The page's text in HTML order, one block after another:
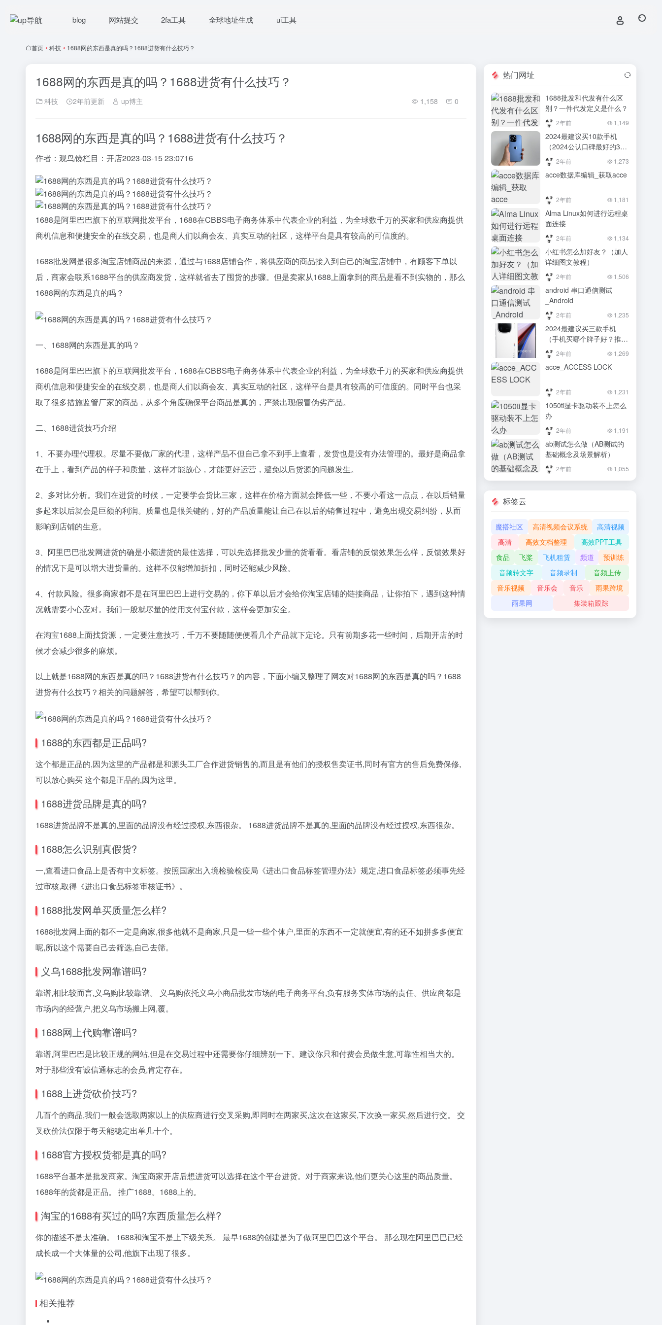
blog 网站提交 2fa工具 全球地址生成 ui工具
首页 • 科技 • 1688网的东西是真的吗？1688进货有什么技巧？
1688网的东西是真的吗？1688进货有什么技巧？
科技 2年前更新 up博主 1,158 0
1688网的东西是真的吗？1688进货有什么技巧？
作者： 观鸟镜栏目： 开店2023-03-15 23:0716
1688是阿里巴巴旗下的互联网批发平台，1688在CBBS电子商务体系中代表企业的利益，为全球数千万的买家和供应商提供
商机信息和便捷安全的在线交易，也是商人们以商会友、真实互动的社区，这样平台是具有较高的可信度的。
1688批发网是很多淘宝店铺商品的来源，通过与1688店铺合作，将供应商的商品接入到自己的淘宝店铺中，有顾客下单以
后，商家会联系1688平台的供应商发货，这样就省去了囤货的步骤。但是卖家从1688上面拿到的商品是看不到实物的，那么
1688网的东西是真的吗？
一、1688网的东西是真的吗？
1688是阿里巴巴旗下的互联网批发平台，1688在CBBS电子商务体系中代表企业的利益，为全球数千万的买家和供应商提供
商机信息和便捷安全的在线交易，也是商人们以商会友、真实互动的社区，这样平台是具有较高的可信度的。同时平台也采
取了很多措施监管厂家的商品，从多个角度确保平台商品是真的，严禁出现假冒伪劣产品。
二、1688进货技巧介绍
1、不要办理代理权。尽量不要做厂家的代理，这样产品不但自己拿不到手上查看，发货也是没有办法管理的。最好是商品拿
在手上，看到产品的样子和质量，这样才能放心，才能更好运营，避免以后货源的问题发生。
2、多对比分析。我们在进货的时候，一定要学会货比三家，这样在价格方面就会降低一些，不要小看这一点点，在以后销量
多起来以后就会是巨额的利润。质量也是很关键的，好的产品质量能让自己在以后的销售过程中，避免出现交易纠纷，从而
影响到店铺的生意。
3、阿里巴巴批发网进货的确是小额进货的最佳选择，可以先选择批发少量的货看看。看店铺的反馈效果怎么样，反馈效果好
的情况下是可以增大进货量的。这样不仅能增加折扣，同时还能减少风险。
4、付款风险。很多商家都不是在阿里巴巴上进行交易的，你下单以后才会给你淘宝店铺的链接商品，让你拍下，遇到这种情
况就需要小心应对。我们一般就尽量的使用支付宝付款，这样会更加安全。
在淘宝1688上面找货源，一定要注意技巧，千万不要随随便便看几个产品就下定论。只有前期多花一些时间，后期开店的时
候才会减少很多的麻烦。
以上就是1688网的东西是真的吗？1688进货有什么技巧？的内容，下面小编又整理了网友对1688网的东西是真的吗？1688
进货有什么技巧？相关的问题解答，希望可以帮到你。
1688的东西都是正品吗?
这个都是正品的,因为这里的产品都是和源头工厂合作进货销售的,而且是有他们的授权售卖证书,同时有官方的售后免费保修,
可以放心购买 这个都是正品的,因为这里。
1688进货品牌是真的吗?
1688进货品牌不是真的,里面的品牌没有经过授权,东西很杂。 1688进货品牌不是真的,里面的品牌没有经过授权,东西很杂。
1688怎么识别真假货?
一,查看进口食品上是否有中文标签。按照国家出入境检验检疫局《进出口食品标签管理办法》规定,进口食品标签必须事先经
过审核,取得《进出口食品标签审核证书》。
1688批发网单买质量怎么样?
1688批发网上面的都不一定是商家,很多他就不是商家,只是一些一些个体户,里面的东西不一定就便宜,有的还不如拼多多便宜
呢,所以这个需要自己去筛选,自己去筛。
义乌1688批发网靠谱吗?
靠谱,相比较而言,义乌购比较靠谱。 义乌购依托义乌小商品批发市场的电子商务平台,负有服务实体市场的责任。供应商都是
市场内的经营户,把义乌市场搬上网,覆。
1688网上代购靠谱吗?
靠谱,阿里巴巴是比较正规的网站,但是在交易过程中还需要你仔细辨别一下。建议你只和付费会员做生意,可靠性相当大的。
对于那些没有诚信通标志的会员,肯定存在。
1688上进货砍价技巧?
几百个的商品,我们一般会选取两家以上的供应商进行交叉采购,即同时在两家买,这次在这家买,下次换一家买,然后进行交。 交
叉砍价法仅限于每天能稳定出单几十个。
1688官方授权货都是真的吗?
1688平台基本是批发商家。淘宝商家开店后想进货可以选择在这个平台进货。对于商家来说,他们更关心这里的商品质量。
1688年的货都是正品。 推广1688。1688上的。
淘宝的1688有买过的吗?东西质量怎么样?
你的描述不是太准确。 1688和淘宝不是上下级关系。 最早1688的创建是为了做阿里巴巴这个平台。 那么现在阿里巴巴已经
成长成一个大体量的公司,他旗下出现了很多。
相关推荐
热门网址
1688批发和代发有什么区
别？一件代发定义是什么？
2年前 1,149
2024最建议买10款手机
（2024公认口碑最好的3款
手机，覆盖高、中、低三
档，一度卖得火爆）2024
公认口碑最好的3款手机，
卖得火爆
2年前 1,273
acce数据库编辑_获取acce
2年前 1,181
Alma Linux如何进行远程桌
面连接
2年前 1,134
小红书怎么加好友？（加人
详细图文教程）
2年前 1,506
android 串口通信测试
_Android
2年前 1,235
2024最建议买三款手机
（手机买哪个牌子好？推荐
2024最值得入手的4款手机
型号）手机买哪个牌子好？
推荐2024最值得入手的4款
2年前 1,269
acce_ACCESS LOCK
2年前 1,231
1050ti显卡驱动装不上怎么
办
2年前 1,191
ab测试怎么做（AB测试的
基础概念及场景解析）
2年前 1,055
标签云
魔搭社区 高清视频会议系统
高清视频
高清
高效文档整理
高效PPT工具
食品
飞桨 飞机租赁 频道
预训练
音频转文字
音频录制
音频上传
音乐视频
音乐会 音乐
雨果跨境
雨果网
集装箱跟踪